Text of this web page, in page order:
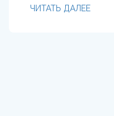
ЧИТАТЬ ДАЛЕЕ